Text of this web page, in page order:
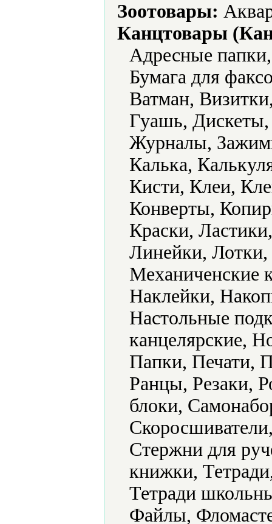
Зоотовары:
Канцтовары
Адресные
Бумага для
Ватман,
Гуашь,
Журналы,
Калька,
Кисти, Клеи,
Конверты,
Краски,
Линейки,
Механиченские
Наклейки,
Настольные
канцелярские,
Папки, Печати,
Ранцы, Резаки,
блоки,
Стержни для
книжки,
Тетради
Файлы,